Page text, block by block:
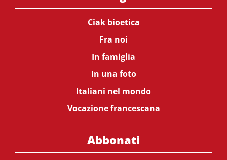
Ciak bioetica
Fra noi
In famiglia
In una foto
Italiani nel mondo
Vocazione francescana
Abbonati